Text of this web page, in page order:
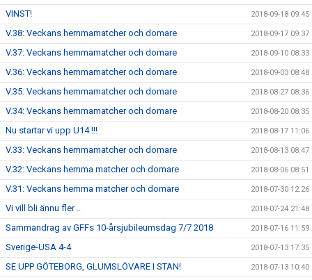
VINST! 2018-09-18 09:45
V.38: Veckans hemmamatcher och domare 2018-09-17 09:37
V.37: Veckans hemmamatcher och domare 2018-09-10 08:33
V.36: Veckans hemmamatcher och domare 2018-09-03 08:48
V.35: Veckans hemmamatcher och domare 2018-08-27 08:36
V.34: Veckans hemmamatcher och domare 2018-08-20 08:35
Nu startar vi upp U14 !!! 2018-08-17 11:06
V.33: Veckans hemmamatcher och domare 2018-08-13 08:47
V.32: Veckans hemma matcher och domare 2018-08-06 08:51
V.31: Veckans hemma matcher och domare 2018-07-30 12:26
Vi vill bli ännu fler .. 2018-07-24 21:48
Sammandrag av GFFs 10-årsjubileumsdag 7/7 2018 2018-07-16 11:59
Sverige-USA 4-4 2018-07-13 17:35
SE UPP GÖTEBORG, GLUMSLÖVARE I STAN! 2018-07-13 10:40